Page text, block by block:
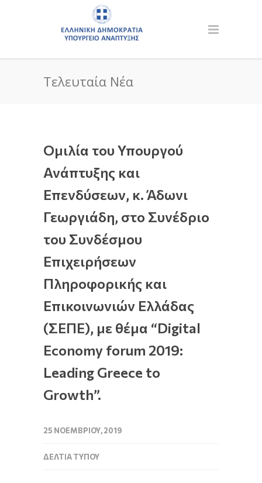
Τελευταία Νέα
Oμιλία του Υπουργού
Ανάπτυξης και
Επενδύσεων, κ. Άδωνι
Γεωργιάδη, στο Συνέδριο
του Συνδέσμου
Επιχειρήσεων
Πληροφορικής και
Επικοινωνιών Ελλάδας
(ΣΕΠΕ), με θέμα “Digital
Economy forum 2019:
Leading Greece to
Growth”.
25 ΝΟΕΜΒΡΊΟΥ, 2019
ΔΕΛΤΊΑ ΤΎΠΟΥ